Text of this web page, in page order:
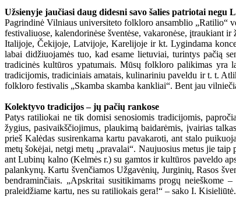
Užsienyje jaučiasi daug didesni savo šalies patriotai negu
Pagrindinė Vilniaus universiteto folkloro ansamblio „Ratilio“
festivaliuose, kalendorinėse šventėse, vakaronėse,
Italijoje, Čekijoje, Latvijoje, Karelijoje ir kt. Lygindama
labai didžiuojamės tuo, kad esame lietuviai, turintys pačią
tradicinės kultūros ypatumais. Mūsų folkloro palikimas yra
tradicijomis, tradiciniais amatais, kulinariniu paveldu ir t. t.
folkloro festivalis „Skamba skamba kankliai“. Bent jau
Kolektyvo tradicijos – jų pačių rankose
Patys ratiliokai ne tik domisi senosiomis tradicijomis,
žygius, pasivaikščiojimus, plaukimą baidarėmis, įvairias
prieš Kalėdas susirenkama kartu pavakaroti, ant stalo
metų šokėjai, netgi metų „pravalai“. Naujuosius metus jie taip
ant Lubinų kalno (Kelmės r.) su gamtos ir kultūros paveldo
palankynų. Kartu švenčiamos Užgavėnių, Jurginių, Rasos
bendraminčiais. „Apskritai susitikimams progų
praleidžiame kartu, nes su ratiliokais gera!“ – sako I. Kisieliūtė.